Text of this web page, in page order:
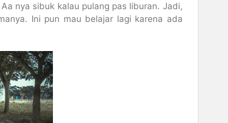
nya sibuk kalau pulang pas liburan. Jadi,
Ini pun mau belajar lagi karena ada